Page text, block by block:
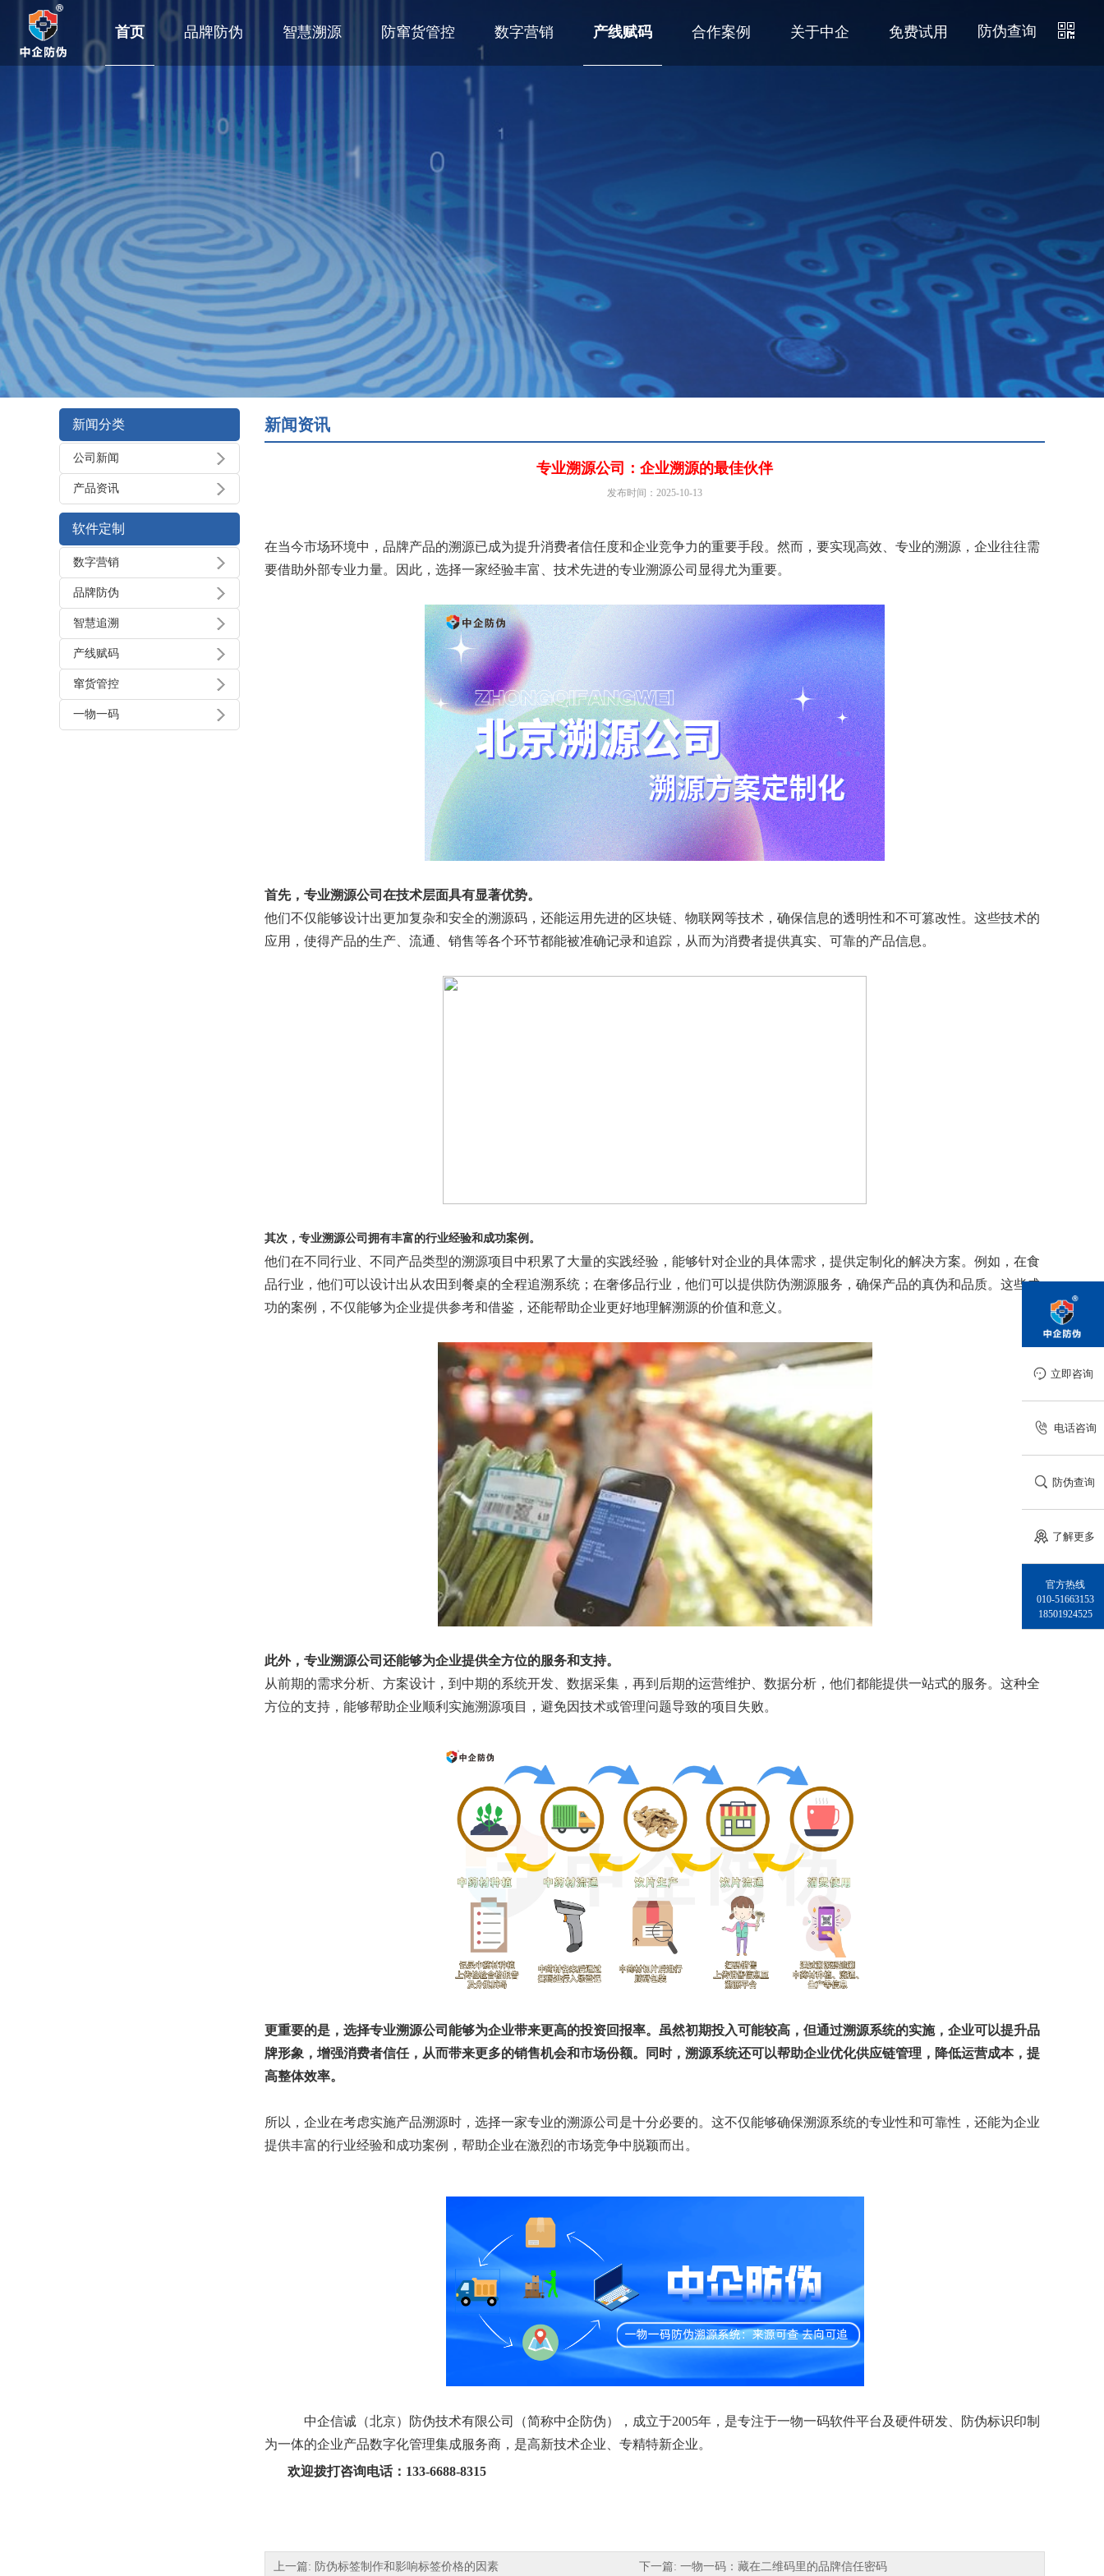
首页 品牌防伪 智慧溯源 防窜货管控 数字营销 产线赋码 合作案例 关于中企 免费试用 防伪查询
新闻分类
公司新闻
产品资讯
软件定制
数字营销
品牌防伪
智慧追溯
产线赋码
窜货管控
一物一码
新闻资讯
专业溯源公司：企业溯源的最佳伙伴
发布时间：2025-10-13
在当今市场环境中，品牌产品的溯源已成为提升消费者信任度和企业竞争力的重要手段。然而，要实现高效、专业的溯源，企业往往需
要借助外部专业力量。因此，选择一家经验丰富、技术先进的专业溯源公司显得尤为重要。
首先，专业溯源公司在技术层面具有显著优势。
他们不仅能够设计出更加复杂和安全的溯源码，还能运用先进的区块链、物联网等技术，确保信息的透明性和不可篡改性。这些技术的
应用，使得产品的生产、流通、销售等各个环节都能被准确记录和追踪，从而为消费者提供真实、可靠的产品信息。
其次，专业溯源公司拥有丰富的行业经验和成功案例。
他们在不同行业、不同产品类型的溯源项目中积累了大量的实践经验，能够针对企业的具体需求，提供定制化的解决方案。例如，在食
品行业，他们可以设计出从农田到餐桌的全程追溯系统；在奢侈品行业，他们可以提供防伪溯源服务，确保产品的真伪和品质。这些成
功的案例，不仅能够为企业提供参考和借鉴，还能帮助企业更好地理解溯源的价值和意义。
此外，专业溯源公司还能够为企业提供全方位的服务和支持。
从前期的需求分析、方案设计，到中期的系统开发、数据采集，再到后期的运营维护、数据分析，他们都能提供一站式的服务。这种全
方位的支持，能够帮助企业顺利实施溯源项目，避免因技术或管理问题导致的项目失败。
更重要的是，选择专业溯源公司能够为企业带来更高的投资回报率。虽然初期投入可能较高，但通过溯源系统的实施，企业可以提升品
牌形象，增强消费者信任，从而带来更多的销售机会和市场份额。同时，溯源系统还可以帮助企业优化供应链管理，降低运营成本，提
高整体效率。
所以，企业在考虑实施产品溯源时，选择一家专业的溯源公司是十分必要的。这不仅能够确保溯源系统的专业性和可靠性，还能为企业
提供丰富的行业经验和成功案例，帮助企业在激烈的市场竞争中脱颖而出。
中企信诚（北京）防伪技术有限公司（简称中企防伪），成立于2005年，是专注于一物一码软件平台及硬件研发、防伪标识印制
为一体的企业产品数字化管理集成服务商，是高新技术企业、专精特新企业。
欢迎拨打咨询电话：133-6688-8315
上一篇: 防伪标签制作和影响标签价格的因素 下一篇: 一物一码：藏在二维码里的品牌信任密码
立即咨询
电话咨询
防伪查询
了解更多
官方热线
010-51663153
18501924525